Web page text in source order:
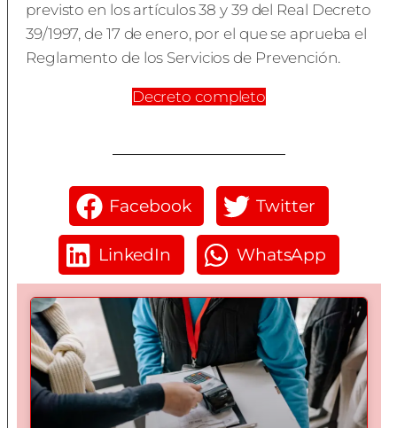
previsto en los artículos 38 y 39 del Real Decreto
39/1997, de 17 de enero, por el que se aprueba el
Reglamento de los Servicios de Prevención.
Decreto completo
Facebook Twitter
LinkedIn WhatsApp